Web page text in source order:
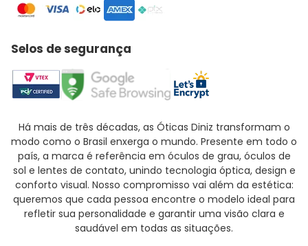
Selos de segurança
Há mais de três décadas, as Óticas Diniz transformam o
modo como o Brasil enxerga o mundo. Presente em todo o
país, a marca é referência em óculos de grau, óculos de
sol e lentes de contato, unindo tecnologia óptica, design e
conforto visual. Nosso compromisso vai além da estética:
queremos que cada pessoa encontre o modelo ideal para
refletir sua personalidade e garantir uma visão clara e
saudável em todas as situações.